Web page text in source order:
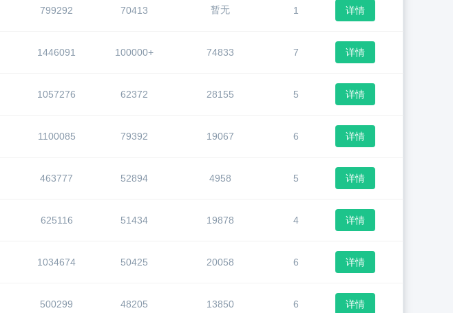
799292 70413 暂无 1 详情
1446091 100000+ 74833 7 详情
1057276 62372 28155 5 详情
1100085 79392 19067 6 详情
463777 52894 4958 5 详情
625116 51434 19878 4 详情
1034674 50425 20058 6 详情
500299 48205 13850 6 详情